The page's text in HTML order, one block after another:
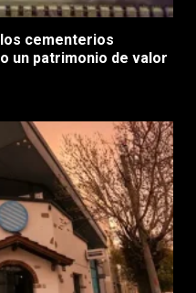
cementerios
un patrimonio de valor